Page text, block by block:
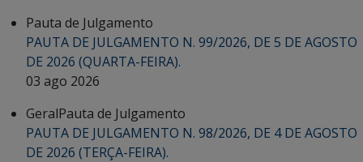
Pauta de Julgamento
PAUTA DE JULGAMENTO N. 99/2026, DE 5 DE AGOSTO
DE 2026 (QUARTA-FEIRA).
03 ago 2026
GeralPauta de Julgamento
PAUTA DE JULGAMENTO N. 98/2026, DE 4 DE AGOSTO
DE 2026 (TERÇA-FEIRA).